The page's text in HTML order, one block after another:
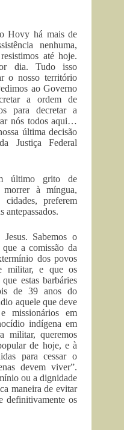
Hovy há mais de
nenhuma,
até hoje.
dia. Tudo isso
o nosso território
ao Governo
a ordem de
para decretar a
nós todos aqui…
última decisão
Justiça Federal
último grito de
morrer à míngua,
cidades, preferem
antepassados.
Sabemos o
a comissão da
dos povos
militar, e que os
estas barbáries
de 39 anos do
aquele que deve
missionários em
indígena em
militar, queremos
de hoje, e à
para cessar o
devem viver”.
ou a dignidade
maneira de evitar
definitivamente os